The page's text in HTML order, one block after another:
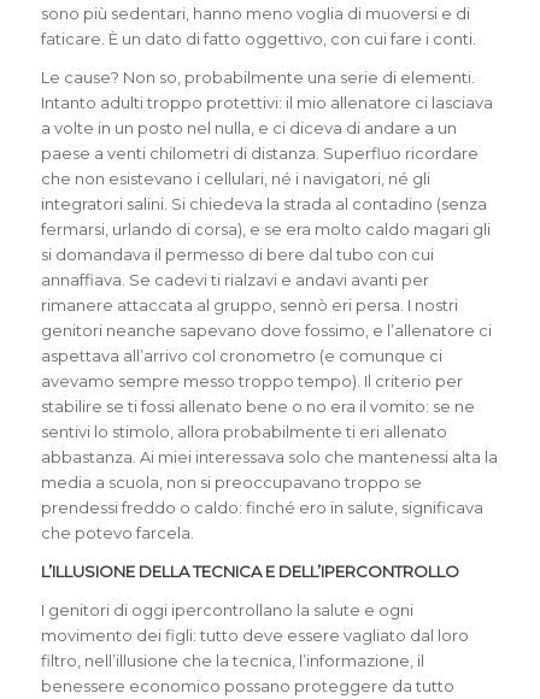
sono più sedentari, hanno meno voglia di muoversi e di
faticare. È un dato di fatto oggettivo, con cui fare i conti.
Le cause? Non so, probabilmente una serie di elementi.
Intanto adulti troppo protettivi: il mio allenatore ci lasciava
a volte in un posto nel nulla, e ci diceva di andare a un
paese a venti chilometri di distanza. Superfluo ricordare
che non esistevano i cellulari, né i navigatori, né gli
integratori salini. Si chiedeva la strada al contadino (senza
fermarsi, urlando di corsa), e se era molto caldo magari gli
si domandava il permesso di bere dal tubo con cui
annaffiava. Se cadevi ti rialzavi e andavi avanti per
rimanere attaccata al gruppo, sennò eri persa. I nostri
genitori neanche sapevano dove fossimo, e l’allenatore ci
aspettava all’arrivo col cronometro (e comunque ci
avevamo sempre messo troppo tempo). Il criterio per
stabilire se ti fossi allenato bene o no era il vomito: se ne
sentivi lo stimolo, allora probabilmente ti eri allenato
abbastanza. Ai miei interessava solo che mantenessi alta la
media a scuola, non si preoccupavano troppo se
prendessi freddo o caldo: finché ero in salute, significava
che potevo farcela.
L’ILLUSIONE DELLA TECNICA E DELL’IPERCONTROLLO
I genitori di oggi ipercontrollano la salute e ogni
movimento dei figli: tutto deve essere vagliato dal loro
filtro, nell’illusione che la tecnica, l’informazione, il
benessere economico possano proteggere da tutto